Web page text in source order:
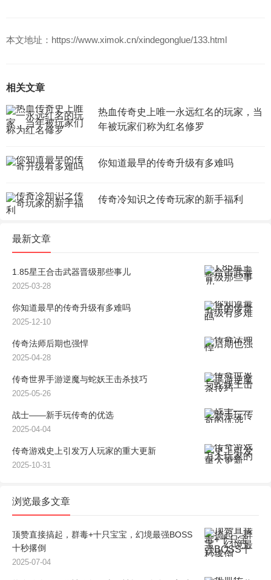
本文地址：https://www.ximok.cn/xindegonglue/133.html
相关文章
热血传奇史上唯一永远红名的玩家，当
年被玩家们称为红名修罗
你知道最早的传奇升级有多难吗
传奇冷知识之传奇玩家的新手福利
最新文章
1.85星王合击武器晋级那些事儿
2025-03-28
你知道最早的传奇升级有多难吗
2025-12-10
传奇法师后期也强悍
2025-04-28
传奇世界手游逆魔与蛇妖王击杀技巧
2025-05-26
战士——新手玩传奇的优选
2025-04-04
传奇游戏史上引发万人玩家的重大更新
2025-10-31
浏览最多文章
顶赞直接搞起，群毒+十只宝宝，幻境最强BOSS
十秒撂倒
2025-07-04